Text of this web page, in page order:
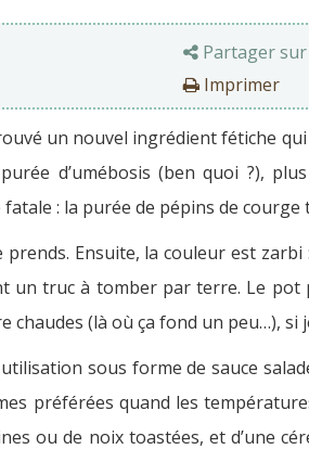
Partager sur
Imprimer
un nouvel ingrédient fétiche
d’umébosis (ben quoi ?),
: la purée de pépins de courge
prends. Ensuite, la couleur est
un truc à tomber par terre. Le
(là où ça fond un peu…), si
sous forme de sauce
préférées quand les
ou de noix toastées, et d’une